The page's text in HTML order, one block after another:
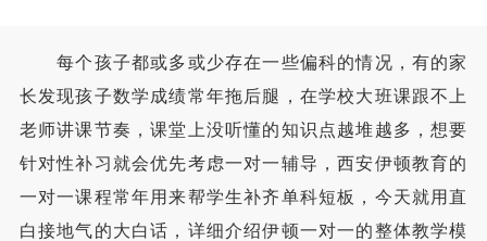
每个孩子都或多或少存在一些偏科的情况，有的家
长发现孩子数学成绩常年拖后腿，在学校大班课跟不上
老师讲课节奏，课堂上没听懂的知识点越堆越多，想要
针对性补习就会优先考虑一对一辅导，西安伊顿教育的
一对一课程常年用来帮学生补齐单科短板，今天就用直
白接地气的大白话，详细介绍伊顿一对一的整体教学模